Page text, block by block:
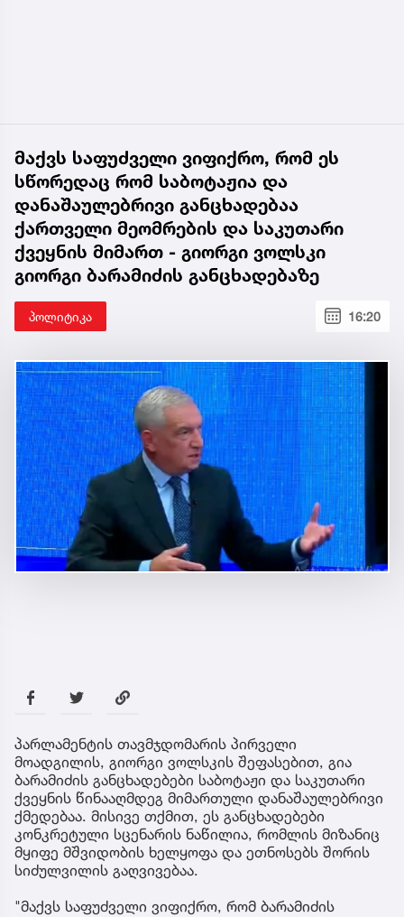
მაქვს საფუძველი ვიფიქრო, რომ ეს
სწორედაც რომ საბოტაჟია და
დანაშაულებრივი განცხადებაა
ქართველი მეომრების და საკუთარი
ქვეყნის მიმართ - გიორგი ვოლსკი
გიორგი ბარამიძის განცხადებაზე
პოლიტიკა 16:20
პარლამენტის თავმჯდომარის პირველი
მოადგილის, გიორგი ვოლსკის შეფასებით, გია
ბარამიძის განცხადებები საბოტაჟი და საკუთარი
ქვეყნის წინააღმდეგ მიმართული დანაშაულებრივი
ქმედებაა. მისივე თქმით, ეს განცხადებები
კონკრეტული სცენარის ნაწილია, რომლის მიზანიც
მყიფე მშვიდობის ხელყოფა და ეთნოსებს შორის
სიძულვილის გაღვივებაა.
"მაქვს საფუძველი ვიფიქრო, რომ ბარამიძის